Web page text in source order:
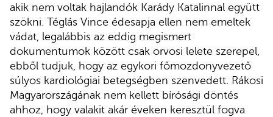
akik nem voltak hajlandók Karády Katalinnal együtt
szökni. Téglás Vince édesapja ellen nem emeltek
vádat, legalábbis az eddig megismert
dokumentumok között csak orvosi lelete szerepel,
ebből tudjuk, hogy az egykori főmozdonyvezető
súlyos kardiológiai betegségben szenvedett. Rákosi
Magyarországának nem kellett bírósági döntés
ahhoz, hogy valakit akár éveken keresztül fogva